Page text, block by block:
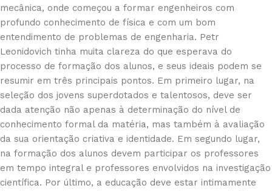
mecânica, onde começou a formar engenheiros com
profundo conhecimento de física e com um bom
entendimento de problemas de engenharia. Petr
Leonidovich tinha muita clareza do que esperava do
processo de formação dos alunos, e seus ideais podem se
resumir em três principais pontos. Em primeiro lugar, na
seleção dos jovens superdotados e talentosos, deve ser
dada atenção não apenas à determinação do nível de
conhecimento formal da matéria, mas também à avaliação
da sua orientação criativa e identidade. Em segundo lugar,
na formação dos alunos devem participar os professores
em tempo integral e professores envolvidos na investigação
científica. Por último, a educação deve estar intimamente